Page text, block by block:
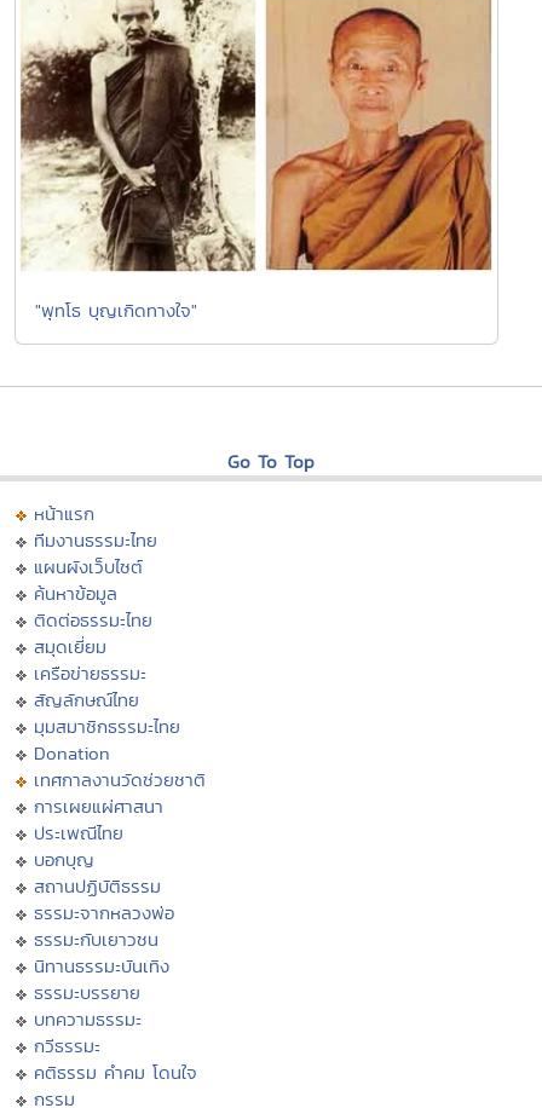
"พุทโธ บุญเกิดทางใจ"
Go To Top
หน้าแรก
ทีมงานธรรมะไทย
แผนผังเว็บไซต์
ค้นหาข้อมูล
ติดต่อธรรมะไทย
สมุดเยี่ยม
เครือข่ายธรรมะ
สัญลักษณ์ไทย
มุมสมาชิกธรรมะไทย
Donation
เทศกาลงานวัดช่วยชาติ
การเผยแผ่ศาสนา
ประเพณีไทย
บอกบุญ
สถานปฏิบัติธรรม
ธรรมะจากหลวงพ่อ
ธรรมะกับเยาวชน
นิทานธรรมะบันเทิง
ธรรมะบรรยาย
บทความธรรมะ
กวีธรรมะ
คติธรรม คำคม โดนใจ
กรรม